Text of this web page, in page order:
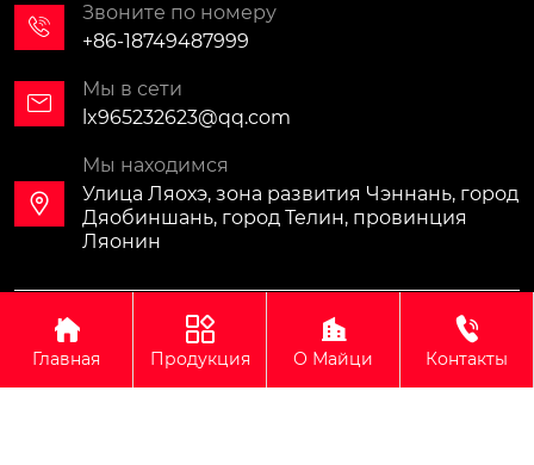

Звоните по номеру
+86-18749487999

Мы в сети
lx965232623@qq.com

Мы находимся
Улица Ляохэ, зона развития Чэннань, город
Дяобиншань, город Телин, провинция
Ляонин
Авторское право©ООО Ляонин Майци Новые
Материалы Группа

Главная

Продукция

О Майци

Контакты